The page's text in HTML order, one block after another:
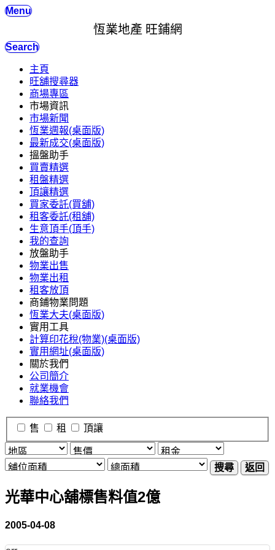
Menu
恆業地產 旺鋪網
Search
主頁
旺舖搜尋器
商場專區
市場資訊
市場新聞
恆業週報(桌面版)
最新成交(桌面版)
搵盤助手
買賣精選
租盤精選
頂讓精選
買家委託(買舖)
租客委託(租舖)
生意頂手(頂手)
我的查詢
放盤助手
物業出售
物業出租
租客放頂
商鋪物業問題
恆業大夫(桌面版)
實用工具
計算印花稅(物業)(桌面版)
實用網址(桌面版)
關於我們
公司簡介
就業機會
聯絡我們
售 租 頂讓
搜尋 返回
光華中心舖標售料值2億
2005-04-08